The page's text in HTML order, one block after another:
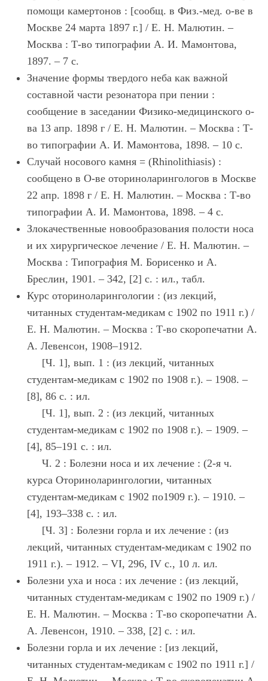
помощи камертонов : [сообщ. в Физ.-мед. о-ве в
Москве 24 марта 1897 г.] / Е. Н. Малютин. –
Москва : Т-во типографии А. И. Мамонтова,
1897. – 7 с.
Значение формы твердого неба как важной
составной части резонатора при пении :
сообщение в заседании Физико-медицинского о-
ва 13 апр. 1898 г / Е. Н. Малютин. – Москва : Т-
во типографии А. И. Мамонтова, 1898. – 10 с.
Случай носового камня = (Rhinolithiasis) :
сообщено в О-ве оториноларингологов в Москве
22 апр. 1898 г / Е. Н. Малютин. – Москва : Т-во
типографии А. И. Мамонтова, 1898. – 4 с.
Злокачественные новообразования полости носа
и их хирургическое лечение / Е. Н. Малютин. –
Москва : Типография М. Борисенко и А.
Бреслин, 1901. – 342, [2] с. : ил., табл.
Курс оториноларингологии : (из лекций,
читанных студентам-медикам с 1902 по 1911 г.) /
Е. Н. Малютин. – Москва : Т-во скоропечатни А.
А. Левенсон, 1908–1912.
[Ч. 1], вып. 1 : (из лекций, читанных
студентам-медикам с 1902 по 1908 г.). – 1908. –
[8], 86 с. : ил.
[Ч. 1], вып. 2 : (из лекций, читанных
студентам-медикам с 1902 по 1908 г.). – 1909. –
[4], 85–191 с. : ил.
Ч. 2 : Болезни носа и их лечение : (2-я ч.
курса Оториноларингологии, читанных
студентам-медикам с 1902 по1909 г.). – 1910. –
[4], 193–338 с. : ил.
[Ч. 3] : Болезни горла и их лечение : (из
лекций, читанных студентам-медикам с 1902 по
1911 г.). – 1912. – VI, 296, IV с., 10 л. ил.
Болезни уха и носа : их лечение : (из лекций,
читанных студентам-медикам с 1902 по 1909 г.) /
Е. Н. Малютин. – Москва : Т-во скоропечатни А.
А. Левенсон, 1910. – 338, [2] с. : ил.
Болезни горла и их лечение : [из лекций,
читанных студентам-медикам с 1902 по 1911 г.] /